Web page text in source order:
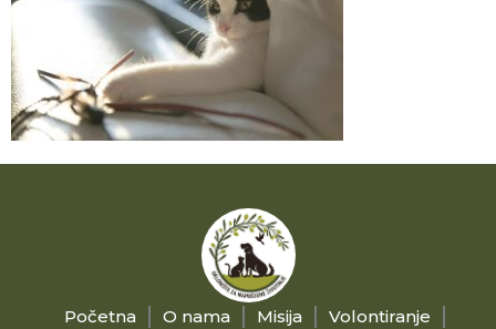
Početna O nama Misija
Volontiranje